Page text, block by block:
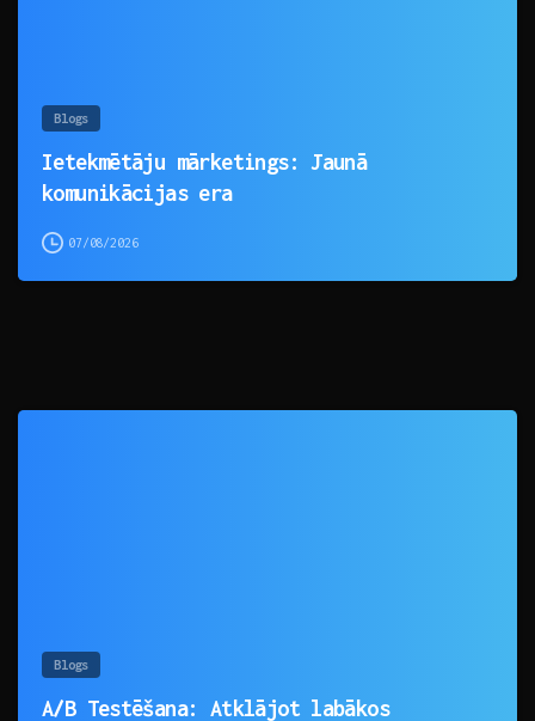
Blogs
Ietekmētāju mārketings: Jaunā
komunikācijas era
07/08/2026
Blogs
A/B Testēšana: Atklājot labākos